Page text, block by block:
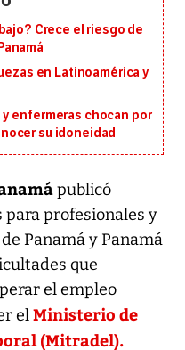
Crece el riesgo de
en Latinoamérica y
enfermeras chocan por
su idoneidad
publicó
para profesionales y
Panamá y Panamá
que
el empleo
elMinisterio de
(Mitradel).